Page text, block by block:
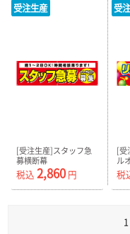
受注生産
[受注生産]スタッフ急
募横断幕
150cm×45cm TA001-
13
税込 2,860 円
受
[受
ル
14
税